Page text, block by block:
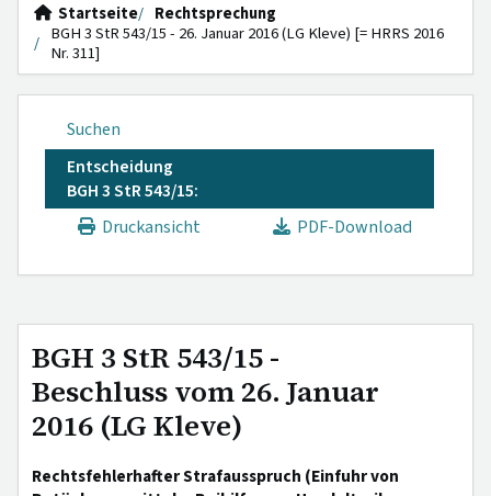
Startseite
Rechtsprechung
BGH 3 StR 543/15 - 26. Januar 2016 (LG Kleve) [= HRRS 2016
Nr. 311]
Suchen
Entscheidung
BGH 3 StR 543/15:
Druckansicht
PDF-Download
BGH 3 StR 543/15 -
Beschluss vom 26. Januar
2016 (LG Kleve)
Rechtsfehlerhafter Strafausspruch (Einfuhr von